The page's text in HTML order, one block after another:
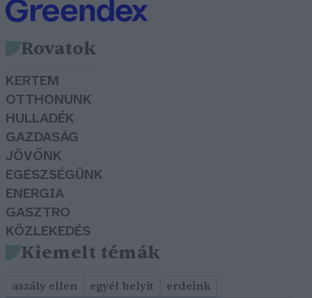
Rovatok
KERTEM
OTTHONUNK
HULLADÉK
GAZDASÁG
JÖVŐNK
EGÉSZSÉGÜNK
ENERGIA
GASZTRO
KÖZLEKEDÉS
Kiemelt témák
aszály ellen egyél helyit erdeink